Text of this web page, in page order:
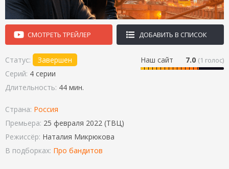
СМОТРЕТЬ ТРЕЙЛЕР ДОБАВИТЬ В СПИСОК
Наш сайт 7.0 (1 голос)
Статус:
Завершен
Серий: 4 серии
Длительность: 44 мин.
Страна: Россия
Премьера: 25 февраля 2022 (ТВЦ)
Режиссёр: Наталия Микрюкова
В подборках: Про бандитов